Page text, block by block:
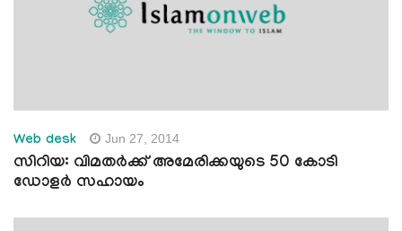
Web desk Jun 27, 2014
സിറിയ: വിമതര്‍ക്ക് അമേരിക്കയുടെ 50 കോടി
ഡോളര്‍ സഹായം